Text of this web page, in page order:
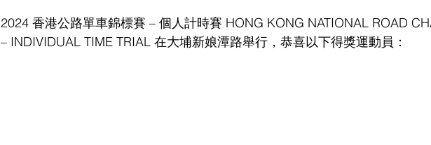
2024 香港公路單車錦標賽 – 個人計時賽 HONG KONG NATIONAL ROAD
– INDIVIDUAL TIME TRIAL 在大埔新娘潭路舉行，恭喜以下得獎運動員：